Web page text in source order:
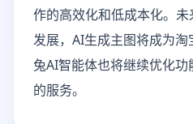
作的高效化和低成本化。
发展，AI生成主图将成为
兔AI智能体也将继续优化
的服务。